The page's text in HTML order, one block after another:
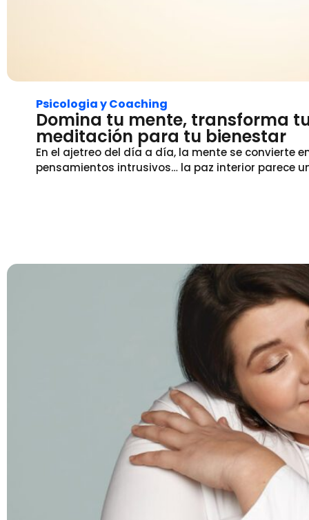
Psicologia y Coaching
Domina tu mente, transforma
meditación para tu bienestar
En el ajetreo del día a día, la mente se convierte
pensamientos intrusivos… la paz interior parece